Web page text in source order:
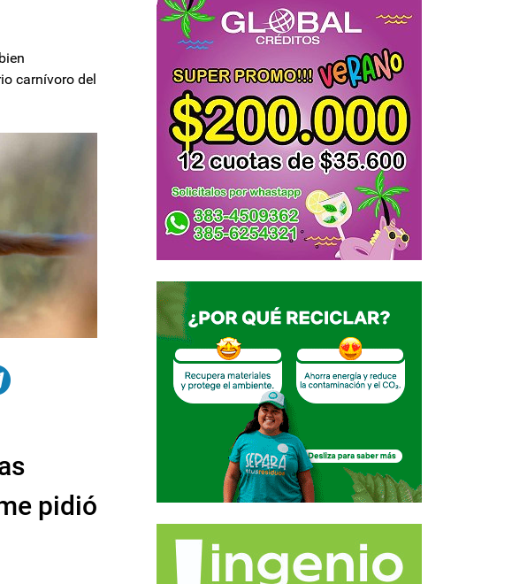
carnívoro del
pidió